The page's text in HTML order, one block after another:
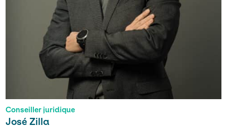
Conseiller juridique
José Zilla